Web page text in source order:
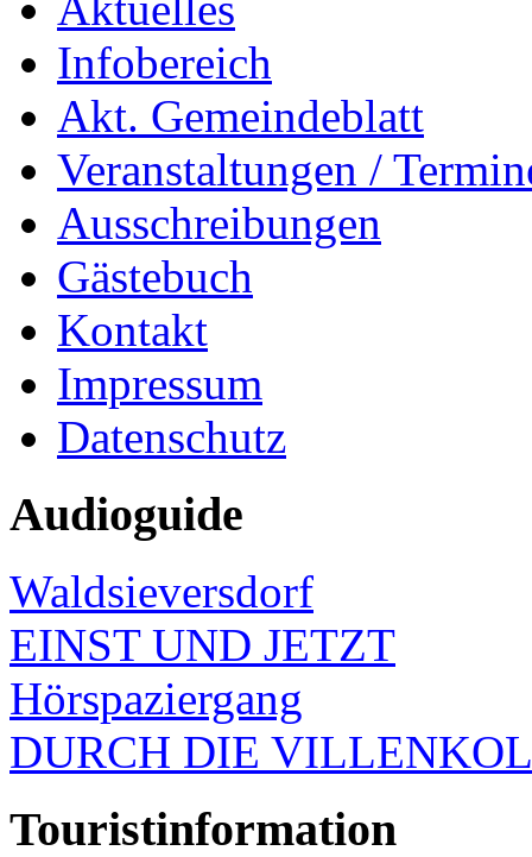
Infobereich
Akt. Gemeindeblatt
Veranstaltungen /
Ausschreibungen
Gästebuch
Kontakt
Impressum
Datenschutz
Audioguide
Waldsieversdorf
EINST UND JETZT
Hörspaziergang
DURCH DIE
Touristinformation